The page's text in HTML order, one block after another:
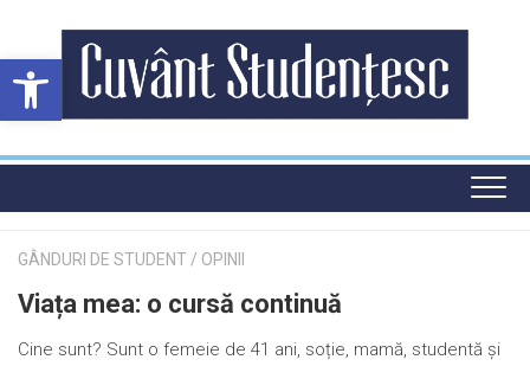
Deschide bara de unelte
content
GÂNDURI DE STUDENT / OPINII
Viața mea: o cursă continuă
Cine sunt? Sunt o femeie de 41 ani, soție, mamă, studentă și